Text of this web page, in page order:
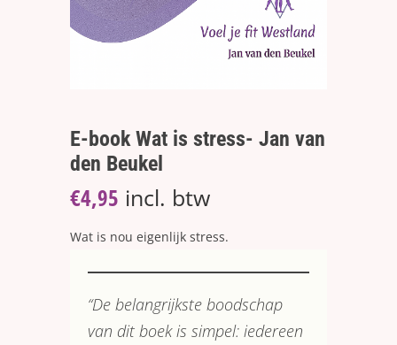
E-book Wat is stress- Jan van
den Beukel
€4,95 incl. btw
Wat is nou eigenlijk stress.
“De belangrijkste boodschap
van dit boek is simpel: iedereen